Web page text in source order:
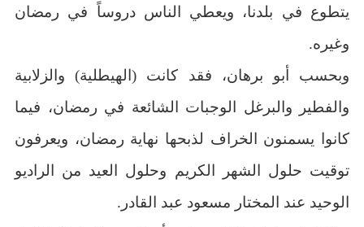
يتطوع في بلدنا، ويعطي الناس دروساً في رمضان
وغيره.
وبحسب أبو برهان، فقد كانت (الهيطلية) والزلابية
والفطير والبرغل الوجبات الشائعة في رمضان، فيما
كانوا يسمنون الخراف لذبحها نهاية رمضان، ويعرفون
توقيت حلول الشهر الكريم وحلول العيد من الراديو
الوحيد عند المختار مسعود عبد القادر.